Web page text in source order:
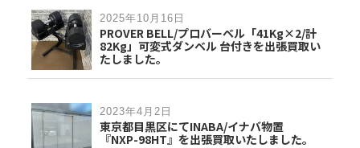
2025年10月16日
PROVER BELL/プロバーベル「41Kg×2/計
82Kg」可変式ダンベル 台付きを出張買取い
たしました。
2023年4月2日
東京都目黒区にてINABA/イナバ物置
『NXP-98HT』を出張買取いたしました。